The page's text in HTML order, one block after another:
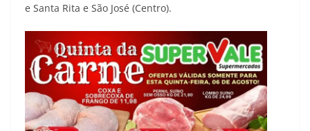
e Santa Rita e São José (Centro).